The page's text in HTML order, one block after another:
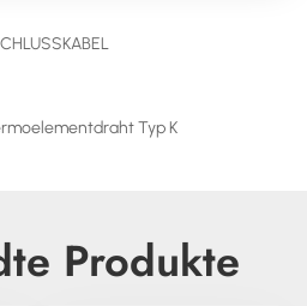
Typ K
Produkte